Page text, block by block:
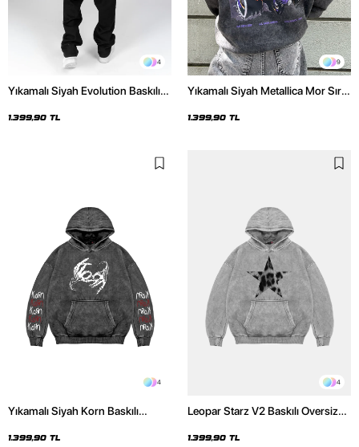
4
Yıkamalı Siyah Evolution Baskılı
Hoodie
1.399,90 TL
9
Yıkamalı Siyah Metallica Mor Sırt
Hoodie
1.399,90 TL
4
Yıkamalı Siyah Korn Baskılı
1.399,90 TL
4
Leopar Starz V2 Baskılı Oversize
Hoodie
1.399,90 TL